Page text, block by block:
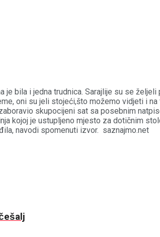
je bila i jedna trudnica. Sarajlije su se
oni su jeli stojeći,što možemo vidjeti i
skupocijeni sat sa posebnim
kojoj je ustupljeno mjesto za dotičnim
navodi spomenuti izvor. saznajmo.net